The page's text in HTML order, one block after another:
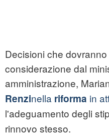
Decisioni che
considerazione dal
amministrazione,
Renzinella riforma in
l'adeguamento degli
rinnovo stesso.